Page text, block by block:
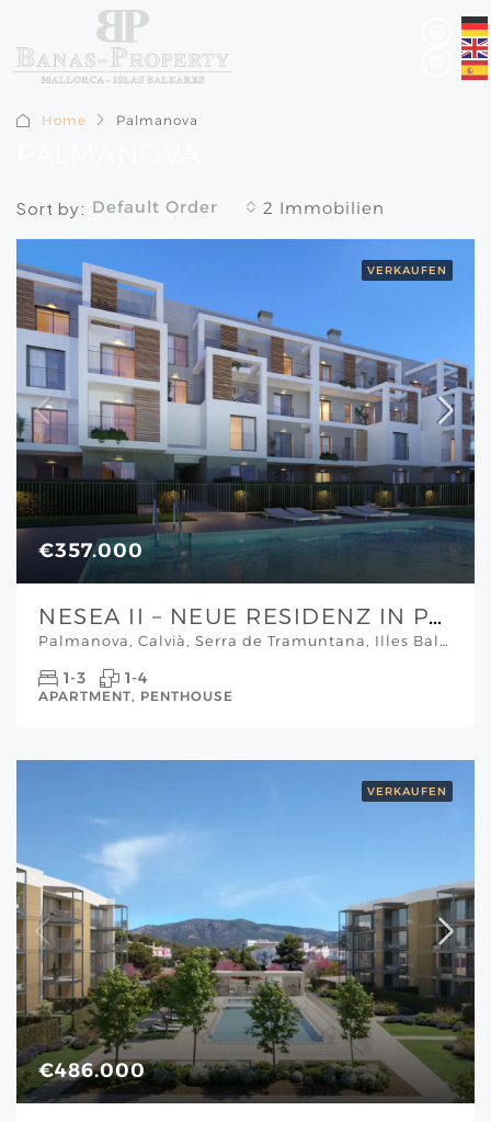
Home Palmanova
2 Immobilien
Sort by: Default Order
VERKAUFEN
€357.000
NESEA II – NEUE RESIDENZ IN PALMANOVA
Palmanova, Calvià, Serra de Tramuntana, Illes Balears, 07182, España, Mallorca Südwesten
1-3 1-4
APARTMENT, PENTHOUSE
VERKAUFEN
€486.000